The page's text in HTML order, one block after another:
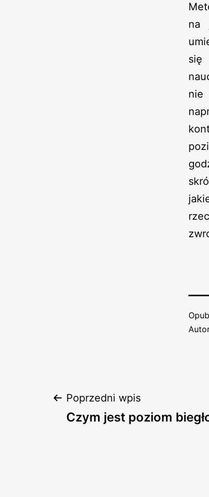
na
się
nie
Nawigacja
Poprzedni wpis
Czym jest poziom